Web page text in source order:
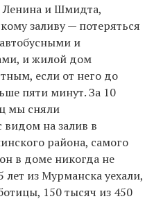
Ленина и Шмидта,
заливу — потеряться
и
и жилой дом
если от него до
пяти минут. За 10
мы сняли
на залив в
района, самого
в доме никогда не
лет из Мурманска уехали,
150 тысяч из 450